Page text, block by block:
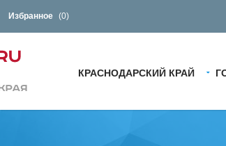
Избранное (0)
КРАСНОДАРСКИЙ КРАЙ